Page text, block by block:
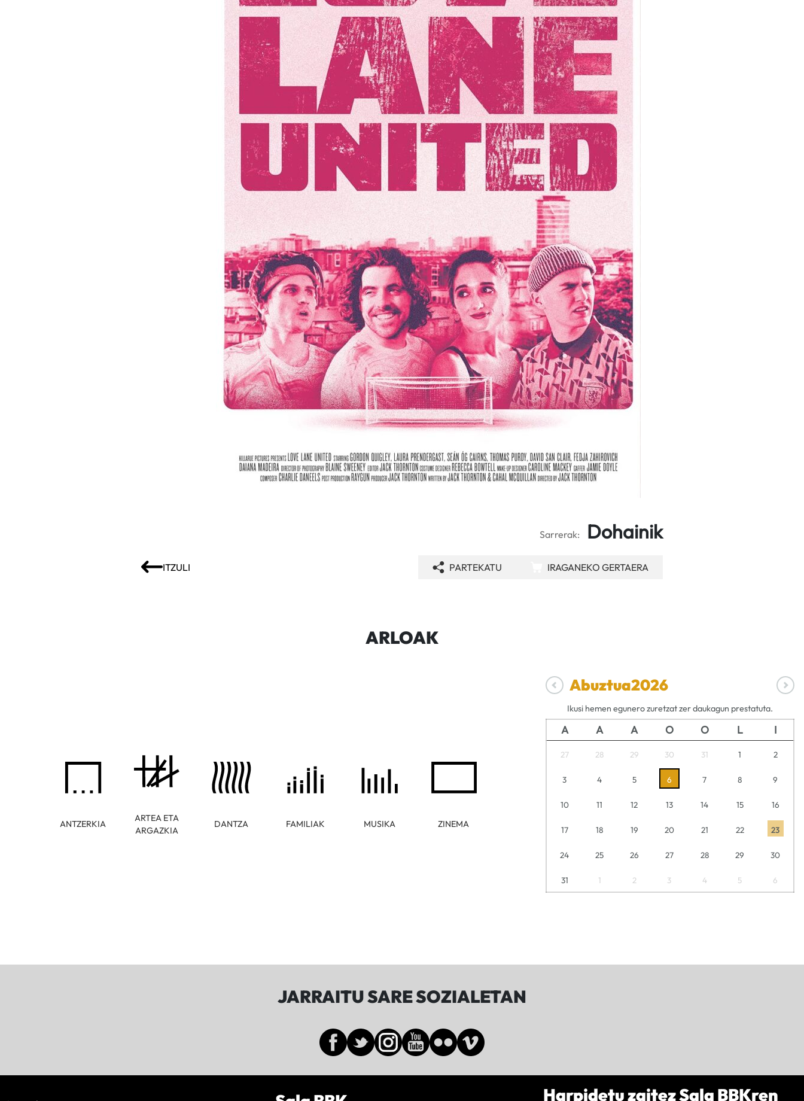
Sarrerak: Dohainik
ITZULI PARTEKATU IRAGANEKO GERTAERA
ARLOAK
ANTZERKIA
ARTEA ETA
ARGAZKIA
DANTZA FAMILIAK MUSIKA ZINEMA
Abuztua2026
Ikusi hemen egunero zuretzat zer daukagun prestatuta.
A A A O O L I
27 28 29 30 31 1 2
3 4 5 6 7 8 9
10 11 12 13 14 15 16
17 18 19 20 21 22 23
24 25 26 27 28 29 30
31 1 2 3 4 5 6
JARRAITU SARE SOZIALETAN
Harpidetu zaitez Sala BBKren